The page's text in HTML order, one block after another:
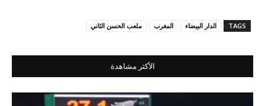
TAGS الدار البيضاء المغرب ملعب الحسن الثاني
الأكثر مشاهدة